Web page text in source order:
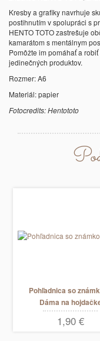
Kresby a grafiky navrhuje
postihnutím v spolupráci s
HENTO TOTO zastrešuje
kamarátom s mentálnym
Pomôžte im pomáhať a
jedinečných produktov.
Rozmer: A6
Materiál: papier
Fotocredits: Hentototo
Pohľadnica so
Dáma na
1,90 €